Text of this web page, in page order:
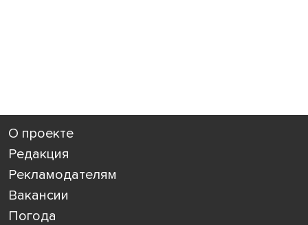
О проекте
Редакция
Рекламодателям
Вакансии
Погода